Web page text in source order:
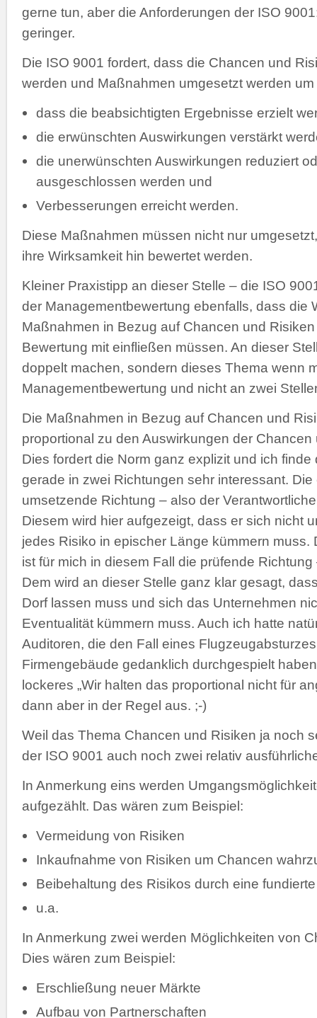
gerne tun, aber die Anforderungen der ISO
geringer.
Die ISO 9001 fordert, dass die Chancen und
werden und Maßnahmen umgesetzt werden
dass die beabsichtigten Ergebnisse erzielt
die erwünschten Auswirkungen verstärkt
die unerwünschten Auswirkungen reduziert
ausgeschlossen werden und
Verbesserungen erreicht werden.
Diese Maßnahmen müssen nicht nur
ihre Wirksamkeit hin bewertet werden.
Kleiner Praxistipp an dieser Stelle – die ISO
der Managementbewertung ebenfalls, dass die
Maßnahmen in Bezug auf Chancen und
Bewertung mit einfließen müssen. An dieser
doppelt machen, sondern dieses Thema wenn
Managementbewertung und nicht an zwei
Die Maßnahmen in Bezug auf Chancen und
proportional zu den Auswirkungen der
Dies fordert die Norm ganz explizit und ich finde
gerade in zwei Richtungen sehr interessant.
umsetzende Richtung – also der
Diesem wird hier aufgezeigt, dass er sich nicht
jedes Risiko in epischer Länge kümmern muss.
ist für mich in diesem Fall die prüfende
Dem wird an dieser Stelle ganz klar gesagt,
Dorf lassen muss und sich das Unternehmen
Eventualität kümmern muss. Auch ich hatte
Auditoren, die den Fall eines
Firmengebäude gedanklich durchgespielt
lockeres „Wir halten das proportional nicht für
dann aber in der Regel aus. ;-)
Weil das Thema Chancen und Risiken ja noch
der ISO 9001 auch noch zwei relativ
In Anmerkung eins werden
aufgezählt. Das wären zum Beispiel:
Vermeidung von Risiken
Inkaufnahme von Risiken um Chancen
Beibehaltung des Risikos durch eine
u.a.
In Anmerkung zwei werden Möglichkeiten von
Dies wären zum Beispiel:
Erschließung neuer Märkte
Aufbau von Partnerschaften